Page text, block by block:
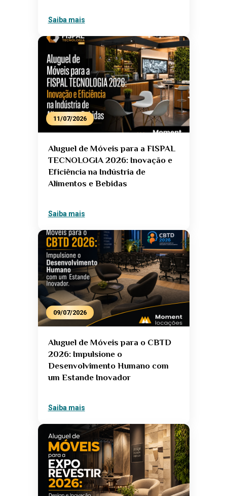
Saiba mais
11/07/2026
Aluguel de Móveis para a FISPAL
TECNOLOGIA 2026: Inovação e
Eficiência na Indústria de
Alimentos e Bebidas
Saiba mais
09/07/2026
Aluguel de Móveis para o CBTD
2026: Impulsione o
Desenvolvimento Humano com
um Estande Inovador
Saiba mais